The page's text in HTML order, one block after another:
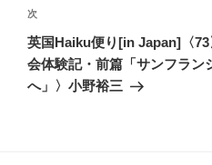
ビ
ゲ
ー
シ
稿
次
の
投
稿
次
英国Haiku便り[in Japan]〈
会体験記・前篇「サンフラン
へ」〉小野裕三